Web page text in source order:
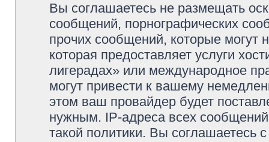
Вы соглашаетесь не размещать
сообщений, порнографических
прочих сообщений, которые могут
которая предоставляет услуги
лигерадах» или международное
могут привести к вашему
этом ваш провайдер будет
нужным. IP-адреса всех
такой политики. Вы